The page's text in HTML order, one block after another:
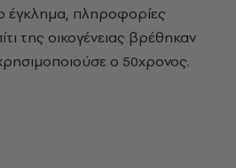
έγκλημα, πληροφορίες
της οικογένειας βρέθηκαν
ο 50χρονος.